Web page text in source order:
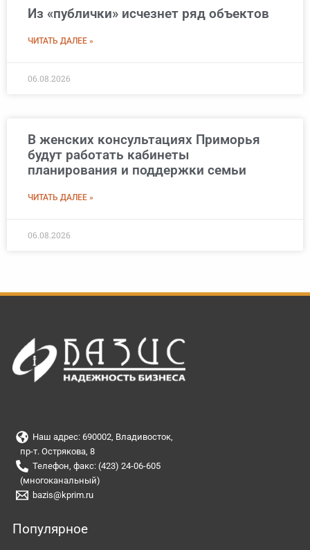
Из «публички» исчезнет ряд объектов
ЧИТАТЬ ДАЛЕЕ »
06.08.2026
В женских консультациях Приморья
будут работать кабинеты
планирования и поддержки семьи
ЧИТАТЬ ДАЛЕЕ »
06.08.2026
Наш адрес: 690002, Владивосток,
пр-т. Острякова, 8
Телефон, факс: (423) 24-06-605
(многоканальный)
bazis@kprim.ru
Популярное